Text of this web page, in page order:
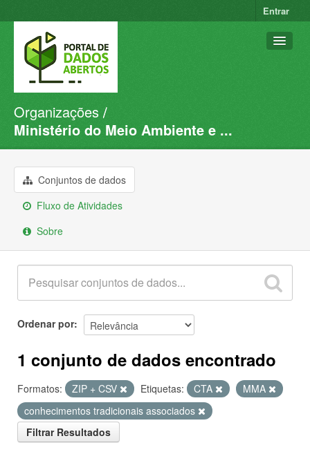
Entrar
Conjuntos de dados
Organizações
Sobre
Organizações
Ministério do Meio Ambiente e ...
Conjuntos de dados
Fluxo de Atividades
Sobre
Ordenar por
1 conjunto de dados encontrado
Formatos: ZIP + CSV Etiquetas: CTA
MMA
conhecimentos tradicionais associados
Filtrar Resultados